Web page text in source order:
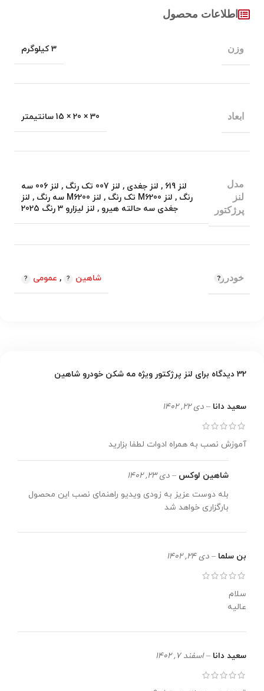
اطلاعات محصول
وزن 3 کیلوگرم
ابعاد 30 × 20 × 15 سانتیمتر
مدل
لنز
پرژکتور
لنز 619 , لنز جغدی , لنز 007 تک رنگ ,
لنز 006 سه
رنگ , لنز M6200 تک رنگ , لنز M6200 سه رنگ , لنز
جغدی سه حالته هیرو , لنز لیزارو 3 رنگ 2025
خودرو شاهین , عمومی
32 دیدگاه برای لنز پرژکتور ویژه مه شکن خودرو شاهین
سعید دانا – دی 22, 1402
آموزش نصب به همراه ادوات لطفا بزارید
شاهین لوکس – دی 23, 1402
بله دوست عزیز به زودی ویدیو راهنمای نصب این محصول
بارگزاری خواهد شد
بن سلما – دی 24, 1402
سلام
عالیه
سعید دانا – اسفند 7, 1402